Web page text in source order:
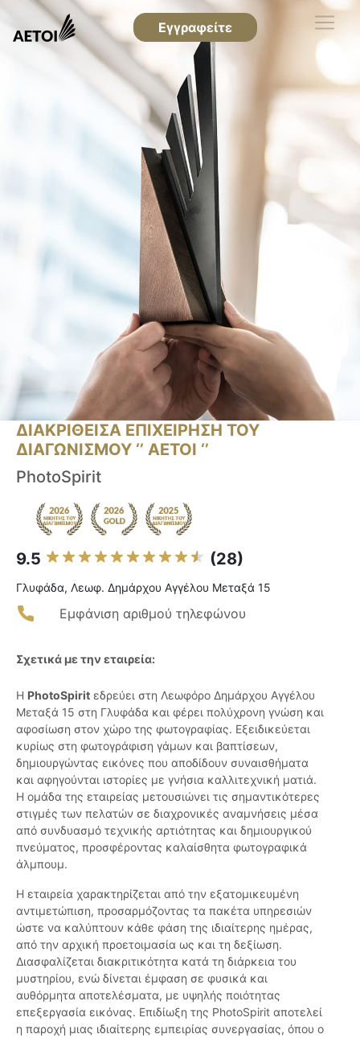
Εγγραφείτε
ΔΙΑΚΡΙΘΕΙΣΑ ΕΠΙΧΕΙΡΗΣΗ ΤΟΥ
ΔΙΑΓΩΝΙΣΜΟΥ ‘’ ΑΕΤΟΙ ‘’
PhotoSpirit
9.5 (28)
Γλυφάδα, Λεωφ. Δημάρχου Αγγέλου Μεταξά 15
Εμφάνιση αριθμού τηλεφώνου
Σχετικά με την εταιρεία:
Η PhotoSpirit εδρεύει στη Λεωφόρο Δημάρχου Αγγέλου
Μεταξά 15 στη Γλυφάδα και φέρει πολύχρονη γνώση και
αφοσίωση στον χώρο της φωτογραφίας. Εξειδικεύεται
κυρίως στη φωτογράφιση γάμων και βαπτίσεων,
δημιουργώντας εικόνες που αποδίδουν συναισθήματα
και αφηγούνται ιστορίες με γνήσια καλλιτεχνική ματιά.
Η ομάδα της εταιρείας μετουσιώνει τις σημαντικότερες
στιγμές των πελατών σε διαχρονικές αναμνήσεις μέσα
από συνδυασμό τεχνικής αρτιότητας και δημιουργικού
πνεύματος, προσφέροντας καλαίσθητα φωτογραφικά
άλμπουμ.
Η εταιρεία χαρακτηρίζεται από την εξατομικευμένη
αντιμετώπιση, προσαρμόζοντας τα πακέτα υπηρεσιών
ώστε να καλύπτουν κάθε φάση της ιδιαίτερης ημέρας,
από την αρχική προετοιμασία ως και τη δεξίωση.
Διασφαλίζεται διακριτικότητα κατά τη διάρκεια του
μυστηρίου, ενώ δίνεται έμφαση σε φυσικά και
αυθόρμητα αποτελέσματα, με υψηλής ποιότητας
επεξεργασία εικόνας. Επιδίωξη της PhotoSpirit αποτελεί
η παροχή μιας ιδιαίτερης εμπειρίας συνεργασίας, όπου ο